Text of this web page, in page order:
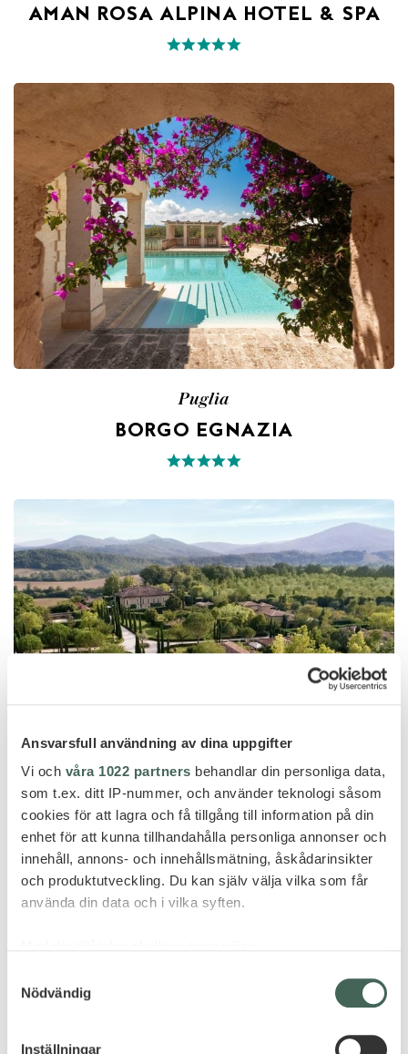
Ansvarsfull användning av dina uppgifter
Vi och våra 1022 partners behandlar din personliga data,
som t.ex. ditt IP-nummer, och använder teknologi såsom
cookies för att lagra och få tillgång till information på din
enhet för att kunna tillhandahålla personliga annonser och
innehåll, annons- och innehållsmätning, åskådarinsikter
och produktutveckling. Du kan själv välja vilka som får
använda din data och i vilka syften.
som kan ha en noggrannhet på upp till flera meter
Nödvändig
Inställningar
AMAN ROSA ALPINA HOTEL & SPA
Puglia
BORGO EGNAZIA
Toscana
BORGO SANTO PIETRO